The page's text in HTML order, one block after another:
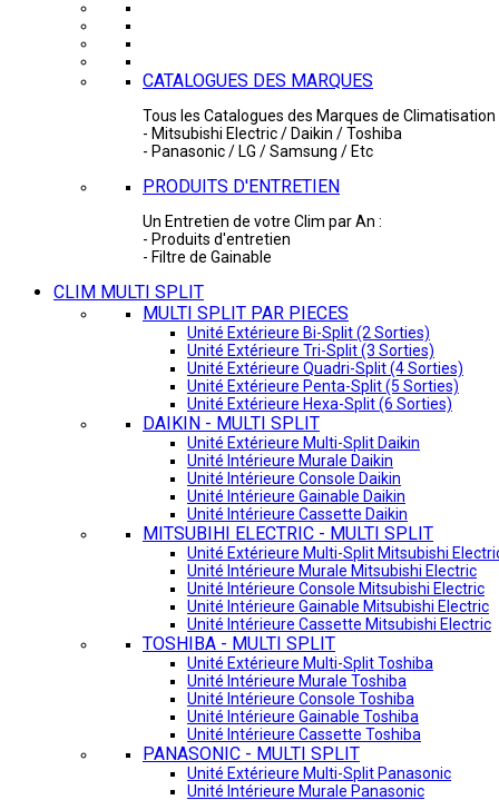
CATALOGUES DES MARQUES
Tous les Catalogues des Marques de Climatisation
- Mitsubishi Electric / Daikin / Toshiba
- Panasonic / LG / Samsung / Etc
PRODUITS D'ENTRETIEN
Un Entretien de votre Clim par An :
- Produits d'entretien
- Filtre de Gainable
CLIM MULTI SPLIT
MULTI SPLIT PAR PIECES
Unité Extérieure Bi-Split (2 Sorties)
Unité Extérieure Tri-Split (3 Sorties)
Unité Extérieure Quadri-Split (4 Sorties)
Unité Extérieure Penta-Split (5 Sorties)
Unité Extérieure Hexa-Split (6 Sorties)
DAIKIN - MULTI SPLIT
Unité Extérieure Multi-Split Daikin
Unité Intérieure Murale Daikin
Unité Intérieure Console Daikin
Unité Intérieure Gainable Daikin
Unité Intérieure Cassette Daikin
MITSUBIHI ELECTRIC - MULTI SPLIT
Unité Extérieure Multi-Split Mitsubishi
Unité Intérieure Murale Mitsubishi Electric
Unité Intérieure Console Mitsubishi Electric
Unité Intérieure Gainable Mitsubishi Electric
Unité Intérieure Cassette Mitsubishi Electric
TOSHIBA - MULTI SPLIT
Unité Extérieure Multi-Split Toshiba
Unité Intérieure Murale Toshiba
Unité Intérieure Console Toshiba
Unité Intérieure Gainable Toshiba
Unité Intérieure Cassette Toshiba
PANASONIC - MULTI SPLIT
Unité Extérieure Multi-Split Panasonic
Unité Intérieure Murale Panasonic